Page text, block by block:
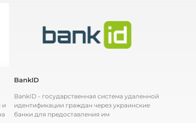
и
BankID
BankID - государственная система удаленной
идентификации граждан через украинские
банки для предоставления им